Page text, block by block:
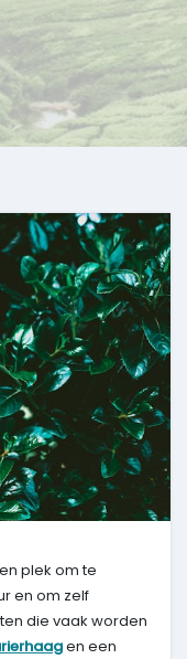
plek om te
en om zelf
die vaak worden
en een